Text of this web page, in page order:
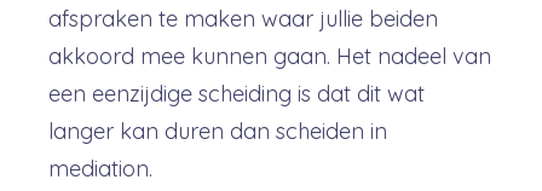
afspraken te maken waar jullie beiden
akkoord mee kunnen gaan. Het nadeel van
een eenzijdige scheiding is dat dit wat
langer kan duren dan scheiden in
mediation.